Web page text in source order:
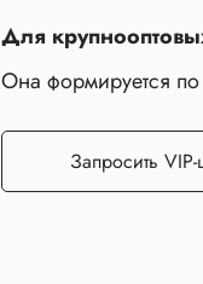
Для
Она формируется по
Запросить